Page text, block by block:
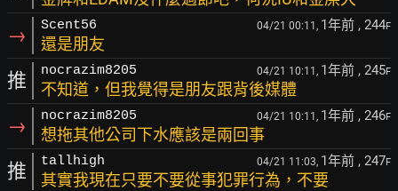
→ Scent56 04/21 00:11, 1年前 , 244F
還是朋友
推 nocrazim8205 04/21 10:11, 1年前 , 245F
不知道，但我覺得是朋友跟背後媒體
→ nocrazim8205 04/21 10:11, 1年前 , 246F
想拖其他公司下水應該是兩回事
推 tallhigh 04/21 11:03, 1年前 , 247F
其實我現在只要不要從事犯罪行為，不要